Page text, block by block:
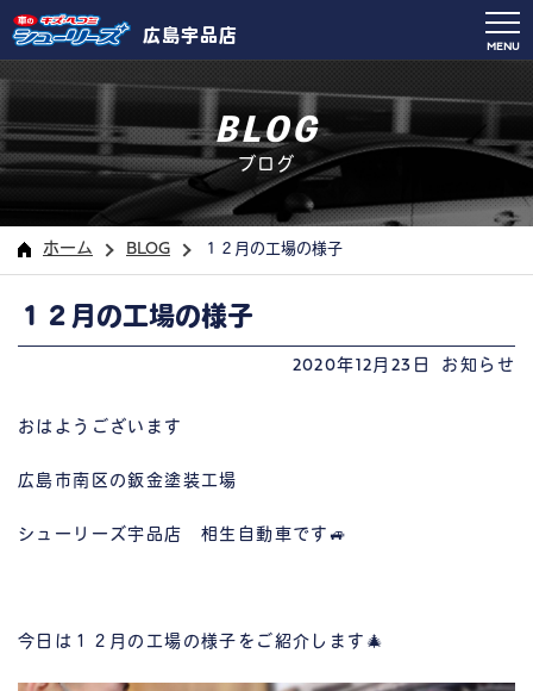
広島宇品店
MENU
BLOG
ブログ
ホーム BLOG １２月の工場の様子
１２月の工場の様子
2020年12月23日 お知らせ
おはようございます
広島市南区の鈑金塗装工場
シューリーズ宇品店 相生自動車です🚙
今日は１２月の工場の様子をご紹介します🎄